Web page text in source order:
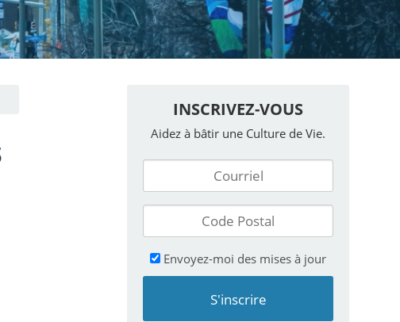
INSCRIVEZ-VOUS
Aidez à bâtir une Culture de Vie.
Envoyez-moi des mises à jour